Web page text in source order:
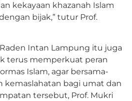
kekayaan khazanah Islam
bijak,” tutur Prof.
Intan Lampung itu juga
terus memperkuat peran
Islam, agar bersama-
kemaslahatan bagi umat dan
tersebut, Prof. Mukri